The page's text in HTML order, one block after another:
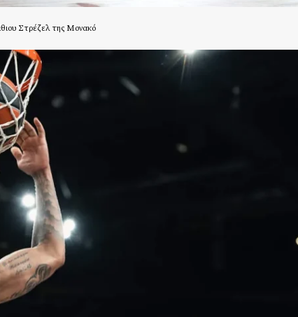
Στρέζελ της Μονακό